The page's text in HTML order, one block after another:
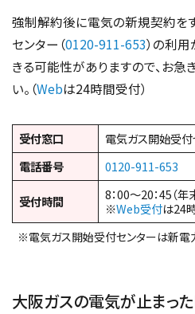
強制解約後に電気の新規契約を
センター（0120-911-653）の利
きる可能性がありますので、お急
い。（Webは24時間受付）
受付窓口
電気ガス開始受付
電話番号
0120-911-653
受付時間
8：00～20：45（年
※Web受付は24
※電気ガス開始受付センターは新電
大阪ガスの電気が止まっ